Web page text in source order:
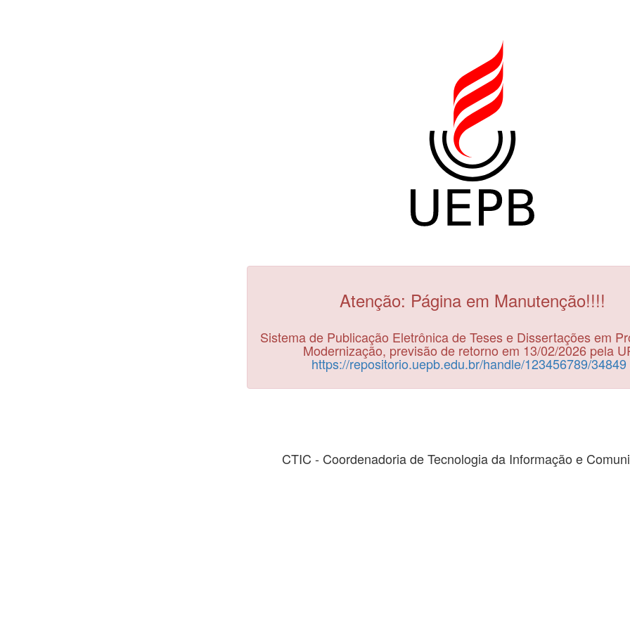
Atenção: Página em Manutenção!!!!
Sistema de Publicação Eletrônica de Teses e Dissertações em
Modernização, previsão de retorno em 13/02/2026 pela
https://repositorio.uepb.edu.br/handle/123456789/34849
CTIC - Coordenadoria de Tecnologia da Informação e